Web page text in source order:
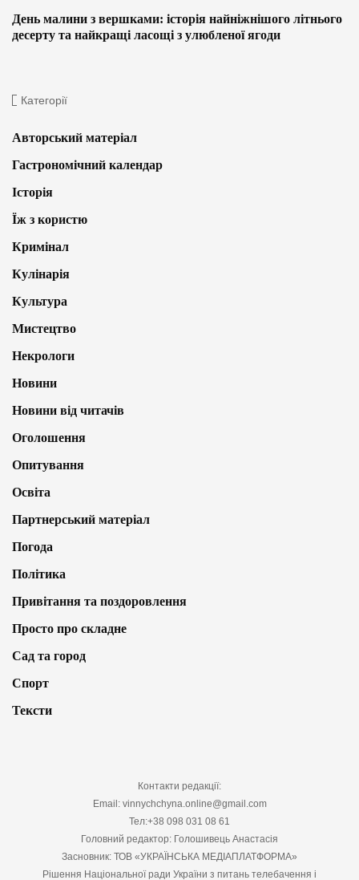
День малини з вершками: історія найніжнішого літнього
десерту та найкращі ласощі з улюбленої ягоди
Категорії
Авторський матеріал
Гастрономічний календар
Історія
Їж з користю
Кримінал
Кулінарія
Культура
Мистецтво
Некрологи
Новини
Новини від читачів
Оголошення
Опитування
Освіта
Партнерський матеріал
Погода
Політика
Привітання та поздоровлення
Просто про складне
Сад та город
Спорт
Тексти
Контакти редакції:
Email: vinnychchyna.online@gmail.com
Тел:+38 098 031 08 61
Головний редактор: Голошивець Анастасія
Засновник: ТОВ «УКРАЇНСЬКА МЕДІАПЛАТФОРМА»
Рішення Національної ради України з питань телебачення і